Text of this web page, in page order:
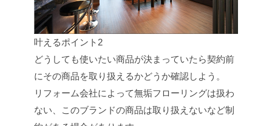
叶えるポイント2
どうしても使いたい商品が決まっていたら契約前
にその商品を取り扱えるかどうか確認しよう。
リフォーム会社によって無垢フローリングは扱わ
ない、このブランドの商品は取り扱えないなど制